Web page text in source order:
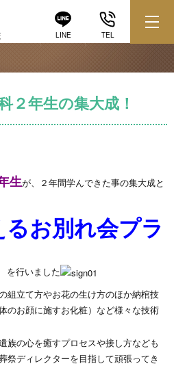
LINE TEL
２年生の集大成！
生が、２年間学んできた事の集大成と
るお別れ会プラ
を行いました
組立て方やお花の生け方のほか納棺技
のお顔に施すお化粧）など様々な技術
族の心を癒すプロセスや接し方なども
祭ディレクターを目指して頑張ってき